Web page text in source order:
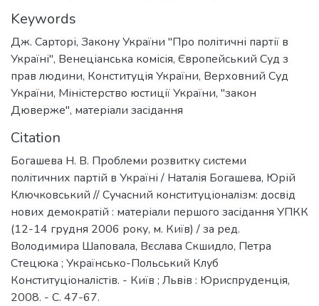
Keywords
Дж. Сарторі, Закону України "Про політичні партії в
Україні", Венеціанська комісія, Європейський Суд з
прав людини, Конституція України, Верховний Суд
України, Міністерство юстиції України, "закон
Дюверже", матеріали засідання
Citation
Богашева Н. В. Проблеми розвитку системи
політичних партій в Україні / Наталія Богашева, Юрій
Ключковський // Сучасний конституціоналізм: досвід
нових демократій : матеріали першого засідання УПКК
(12-14 грудня 2006 року, м. Київ) / за ред.
Володимира Шаповала, Вєслава Скшидло, Петра
Стецюка ; Українсько-Польський Клуб
Конституціоналістів. - Київ ; Львів : Юриспруденція,
2008. - С. 47-67.